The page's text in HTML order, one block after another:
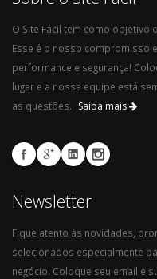
O Site Fácil tem como objetivo
Esse é o nosso compromisso
performance e segurança!
lugar e a nossa equipe está
as questões.
Saiba mais
Newsletter
Fique atento às novidades,
selecionados especialmente
negócio. Coloque seu email e